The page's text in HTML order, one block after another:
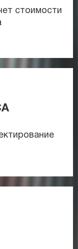
стоимости